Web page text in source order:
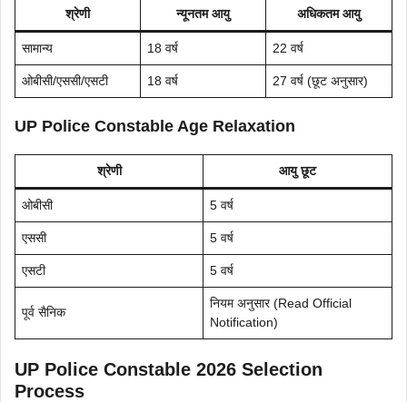
श्रेणी न्यूनतम आयु अधिकतम आयु
सामान्य 18 वर्ष 22 वर्ष
ओबीसी/एससी/एसटी 18 वर्ष 27 वर्ष (छूट अनुसार)
UP Police Constable Age Relaxation
श्रेणी आयु छूट
ओबीसी 5 वर्ष
एससी 5 वर्ष
एसटी 5 वर्ष
पूर्व सैनिक
नियम अनुसार (Read Official
Notification)
UP Police Constable 2026 Selection
Process